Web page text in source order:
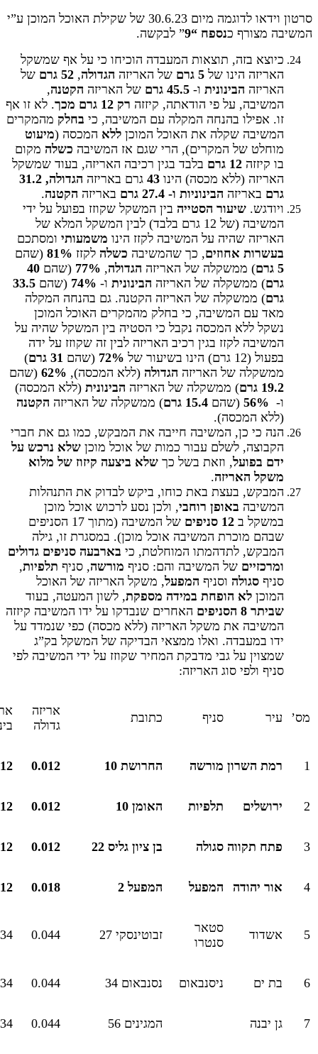
סרטון וידאו לדוגמה מיום 30.6.23 של שקילת האוכל המוכן ע”י
המשיבה מצורף כנספח “9 ” לבקשה.
כיוצא בזה, תוצאות המעבדה הוכיחו כי על אף שמשקל
האריזה הינו של 5 גרם של האריזה הגדולה, 52 גרם
של
האריזה הבינונית ו- 45.5 גרם של האריזה הקטנה,
המשיבה, על פי הודאתה, קיזזה רק 12 גרם מכך
. לא זו אף
זו. אפילו בהנחה המקלה עם המשיבה, כי בחלק מהמקרים
המשיבה שקלה את האוכל המוכן ללא המכסה (מיעוט
מוחלט של המקרים), הרי שגם אז המשיבה כשלה מקום
בו קיזזה 12 גרם
בלבד בגין רכיבה האריזה, בעוד שמשקל
האריזה (ללא מכסה) הינו 43 גרם באריזה
הגדולה, 31.2
גרם באריזה הבינוניות ו- 27.4 גרם באריזה הקטנה.
ויודגש. שיעור הסטייה בין המשקל שקוזז בפועל על ידי
המשיבה (של 12 גרם בלבד) לבין המשקל המלא של
האריזה שהיה על המשיבה לקזז הינו משמעותי ומסתכם
בעשרות אחוזים, כך שהמשיבה כשלה לקזז 81% (שהם
5 גרם
) ממשקלה של האריזה הגדולה,
77% (שהם 40
גרם) ממשקלה של האריזה הבינונית ו- 74% (שהם 33.5
גרם) ממשקלה של האריזה הקטנה. גם בהנחה המקלה
מאד עם המשיבה, כי בחלק מהמקרים האוכל המוכן
נשקל ללא המכסה נקבל כי הסטיה בין המשקל שהיה על
המשיבה לקזז בגין רכיב האריזה לבין זה שקוזז על ידה
בפעול (12 גרם) הינו בשיעור של
72% (שהם 31 גרם
)
ממשקלה של האריזה הגדולה (ללא המכסה), 62% (שהם
19.2 גרם
) ממשקלה של האריזה הבינונית (ללא המכסה)
ו- 56% (שהם 15.4 גרם ) ממשקלה של האריזה הקטנה
(ללא המכסה).
הנה כי כן, המשיבה חייבה את המבקש, כמו גם את חברי
הקבוצה, לשלם עבור כמות של אוכל מוכן שלא נרכש על
ידם בפועל, וזאת בשל כך שלא ביצעה קיזוז של מלוא
משקל האריזה.
המבקש, בעצת באת כוחו, ביקש לבדוק את התנהלות
המשיבה באופן רוחבי, ולכן נסע לרכוש אוכל מוכן
במשקל ב 12 סניפים
של המשיבה (מתוך 17 הסניפים
שבהם מוכרת המשיבה אוכל מוכן). במסגרת זו, גילה
המבקש, לתדהמתו המוחלטת, כי בארבעה סניפים גדולים
ומרכזיים של המשיבה והם: סניף מורשה, סניף תלפיות,
סניף סגולה וסניף המפעל, משקל האריזה של האוכל
המוכן לא הופחת במידה מספקת, לשון המעטה, בעוד
שביתר 8 הסניפים
האחרים שנבדקו על ידו המשיבה קיזזה
המשיבה את משקל האריזה (ללא מכסה) כפי שנמדד על
ידו במעבדה. ואלו ממצאי הבדיקה של המשקל בק”ג
שמצוין על גבי מדבקת המחיר שקוזז על ידי המשיבה לפי
סניף ולפי סוג האריזה:
מס’ עיר סניף כתובת
אריזה
גדולה
1 רמת השרון מורשה החרושת 10 0.012
2 ירושלים תלפיות האומן 10 0.012
3 פתח תקווה סגולה בן ציון גליס 22 0.012
4 אור יהודה המפעל המפעל 2 0.018
5 אשדוד
סטאר
סנטרו
זבוטינסקי 27 0.044
6 בת ים ניסנבאום נסנבאום 34 0.044
7 גן יבנה המגינים 56 0.044